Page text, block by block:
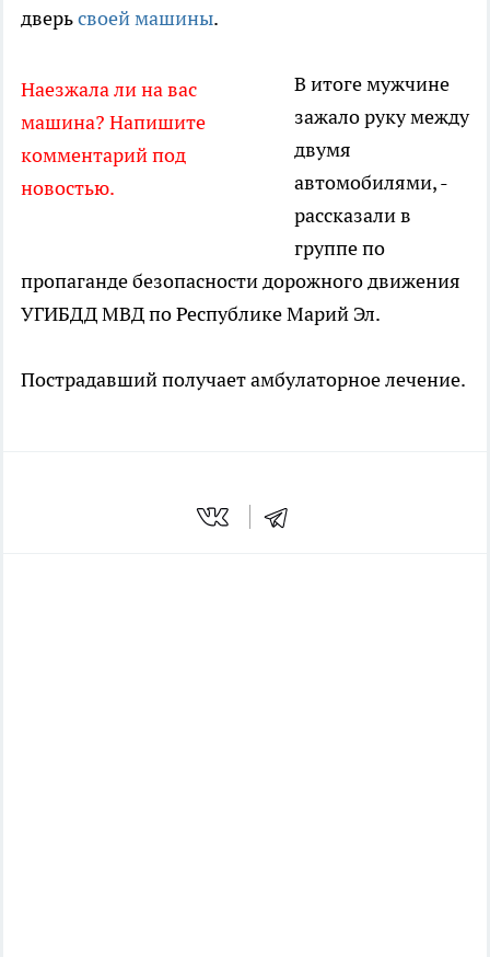
дверьсвоей машины.
Наезжала ли на вас
машина? Напишите
комментарий под
новостью.
В итоге мужчине
зажало руку между
двумя
автомобилями, -
рассказали в
группе по
пропаганде безопасности дорожного движения
УГИБДД МВД по Республике Марий Эл.
Пострадавший получает амбулаторное лечение.